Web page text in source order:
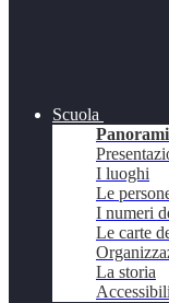
Scuola
I luoghi
Le
I numeri
Le carte
La storia